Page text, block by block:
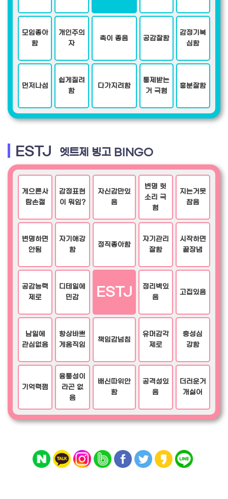
모임좋아
함
개인주의
자
촉이 좋음 공감잘함
감정기복
심함
먼저나섬
쉽게질려
함
다가지려함
통제받는
거 극혐
흥분잘함
ESTJ 엣트제 빙고 BINGO
게으른사
람손절
감정표현
이 뭐임?
자신감만있
음
변명 헛
소리 극
혐
지는거못
참음
변명하면
안됨
자기애강
함
정직좋아함
자기관리
잘함
시작하면
끝장냄
공감능력
제로
디테일에
민감
ESTJ
정리벽있
음
고집있음
남일에
관심없음
항상바쁘
게움직임
책임감넘침
유머감각
제로
충성심
강함
기억력쩜
융통성이
라곤 없
음
배신따위안
함
공격성있
음
더러운거
개싫어